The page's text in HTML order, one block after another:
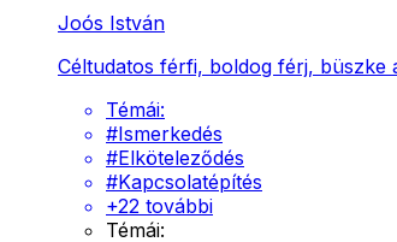
Joós István
Céltudatos férfi, boldog férj, büszke
Témái:
#Ismerkedés
#Elköteleződés
#Kapcsolatépítés
+22 további
Témái: